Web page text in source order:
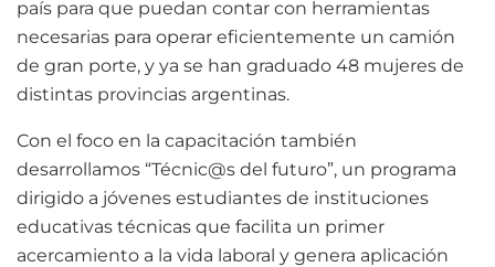
país para que puedan contar con herramientas
necesarias para operar eficientemente un camión
de gran porte, y ya se han graduado 48 mujeres de
distintas provincias argentinas.
Con el foco en la capacitación también
desarrollamos “Técnic@s del futuro”, un programa
dirigido a jóvenes estudiantes de instituciones
educativas técnicas que facilita un primer
acercamiento a la vida laboral y genera aplicación